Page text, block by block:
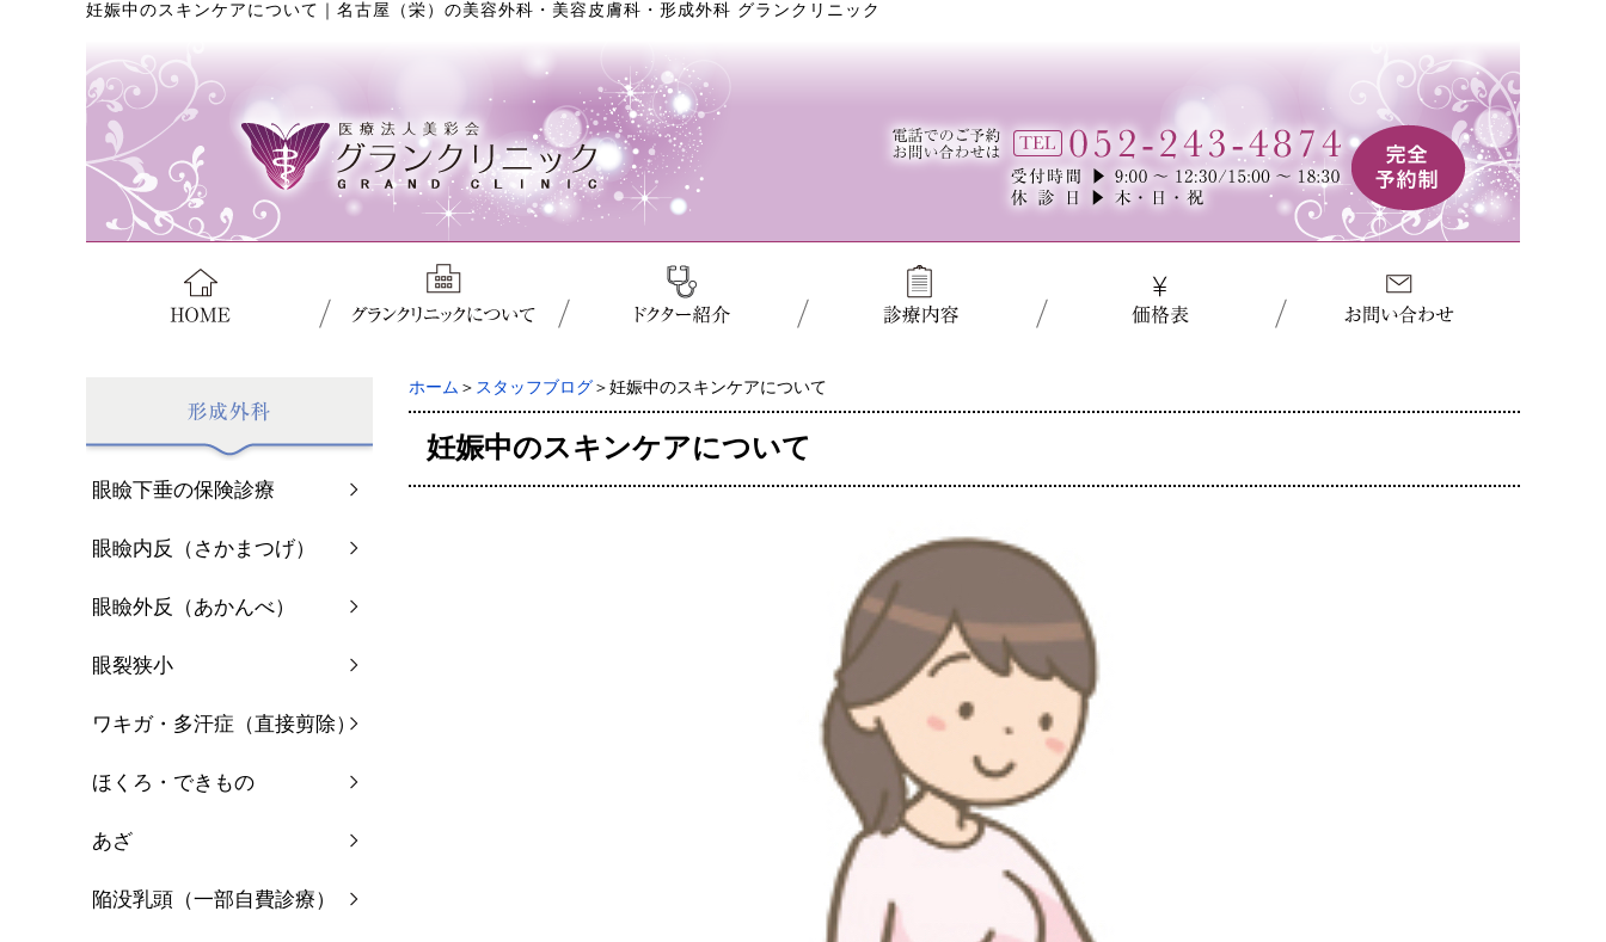
妊娠中のスキンケアについて 名古屋（栄）の美容外科・美容皮膚科・形成外科 グランクリニック
ホーム ＞ スタッフブログ ＞妊娠中のスキンケアについて
妊娠中のスキンケアについて
眼瞼下垂の保険診療
眼瞼内反（さかまつげ）
眼瞼外反（あかんべ）
眼裂狭小
ワキガ・多汗症（直接剪除）
ほくろ・できもの
あざ
陥没乳頭（一部自費診療）